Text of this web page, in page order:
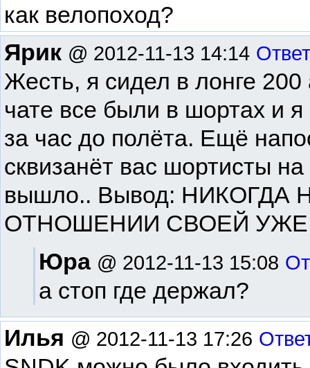
как велопоход?
Ярик @ 2012-11-13 14:14 Ответ
Жесть, я сидел в лонге
чате все были в шортах и
за час до полёта. Ещё
сквизанёт вас шортисты
вышло.. Вывод:
ОТНОШЕНИИ СВОЕЙ УЖЕ
Юра @ 2012-11-13 15:08
а стоп где держал?
Илья @ 2012-11-13 17:26